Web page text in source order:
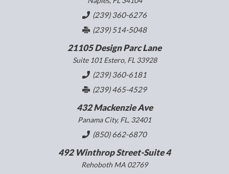
(239) 360-6276
(239) 514-5048
21105 Design Parc Lane
Suite 101 Estero, FL 33928
(239) 360-6181
(239) 465-4529
432 Mackenzie Ave
Panama City, FL, 32401
(850) 662-6870
492 Winthrop Street-Suite 4
Rehoboth MA 02769